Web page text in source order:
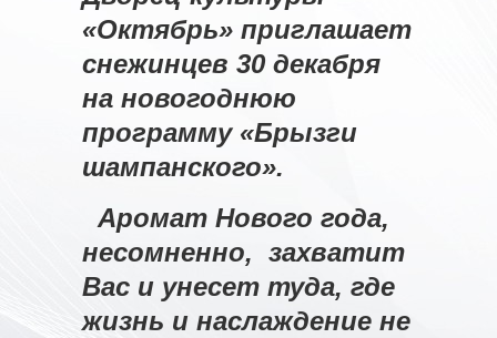
«Октябрь» приглашает
снежинцев 30 декабря
на новогоднюю
программу «Брызги
шампанского».
Аромат Нового года,
несомненно, захватит
Вас и унесет туда, где
жизнь и наслаждение не